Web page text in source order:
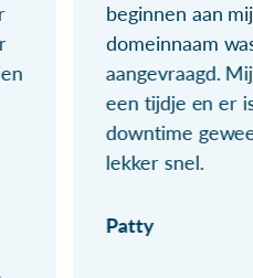
beginnen aan
domeinnaam
aangevraagd.
een tijdje en er
downtime
lekker snel.
Patty